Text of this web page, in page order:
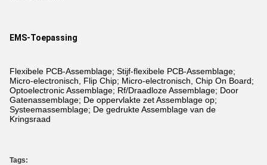
EMS-Toepassing
Flexibele PCB-Assemblage; Stijf-flexibele PCB-Assemblage;
Micro-electronisch, Flip Chip; Micro-electronisch, Chip On Board;
Optoelectronic Assemblage; Rf/Draadloze Assemblage; Door
Gatenassemblage; De oppervlakte zet Assemblage op;
Systeemassemblage; De gedrukte Assemblage van de
Kringsraad
Tags: